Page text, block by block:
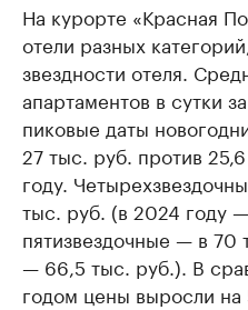
На курорте «Красная
отели разных
звездности отеля.
апартаментов в сутки
пиковые даты
27 тыс. руб. против
году.
тыс. руб. (в 2024 году
пятизвездочные — в
— 66,5 тыс. руб.). В
годом цены выросли на